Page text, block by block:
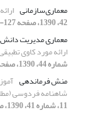
معماری‌سازمانی
42، 1390، صفحه 127-146]
معماری مدیریت دانش
ارائه مورد کاوی
شماره 44، 1390، صفحه 123-158]
منش فرماندهی
شاهنامه فردوسی
11، شماره 41، 1390، صفحه 111-134]